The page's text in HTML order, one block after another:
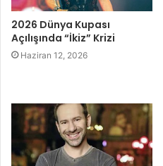
2026 Dünya Kupası
Açılışında “İkiz” Krizi
Haziran 12, 2026